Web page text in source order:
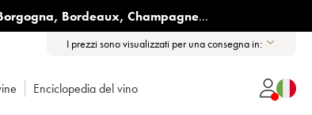
, Bordeaux, Champagne...
I prezzi sono visualizzati per una consegna in:
Enciclopedia del vino